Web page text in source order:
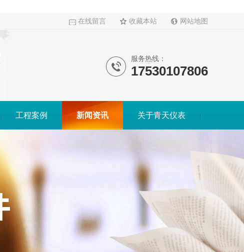
在线留言 收藏本站 网站地图
服务热线：
17530107806
工程案例 新闻资讯 关于青天仪表